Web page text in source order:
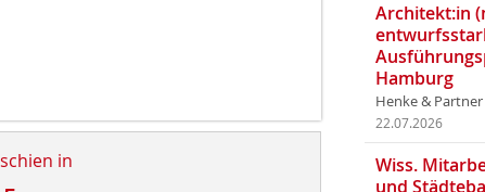
in
Architekt:in
Hamburg
Henke & Partner
22.07.2026
Wiss.
und